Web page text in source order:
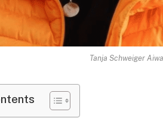
Tanja Schweiger